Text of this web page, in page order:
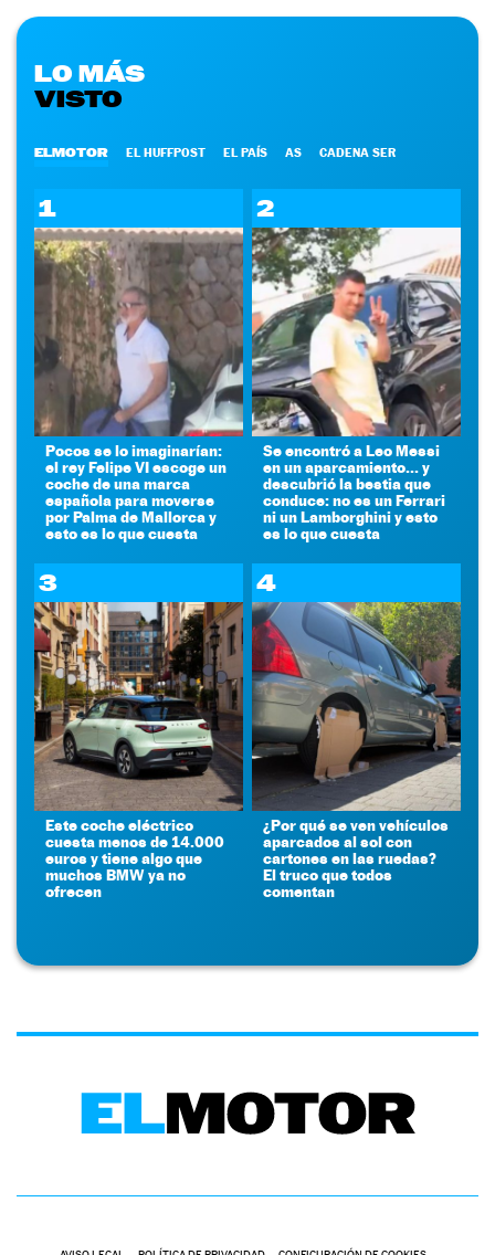
LO MÁS
VISTO
ELMOTOR EL HUFFPOST EL PAÍS AS CADENA SER
1
Pocos se lo imaginarían:
el rey Felipe VI escoge un
coche de una marca
española para moverse
por Palma de Mallorca y
esto es lo que cuesta
2
Se encontró a Leo Messi
en un aparcamiento... y
descubrió la bestia que
conduce: no es un Ferrari
ni un Lamborghini y esto
es lo que cuesta
3
Este coche eléctrico
cuesta menos de 14.000
euros y tiene algo que
muchos BMW ya no
ofrecen
4
¿Por qué se ven vehículos
aparcados al sol con
cartones en las ruedas?
El truco que todos
comentan